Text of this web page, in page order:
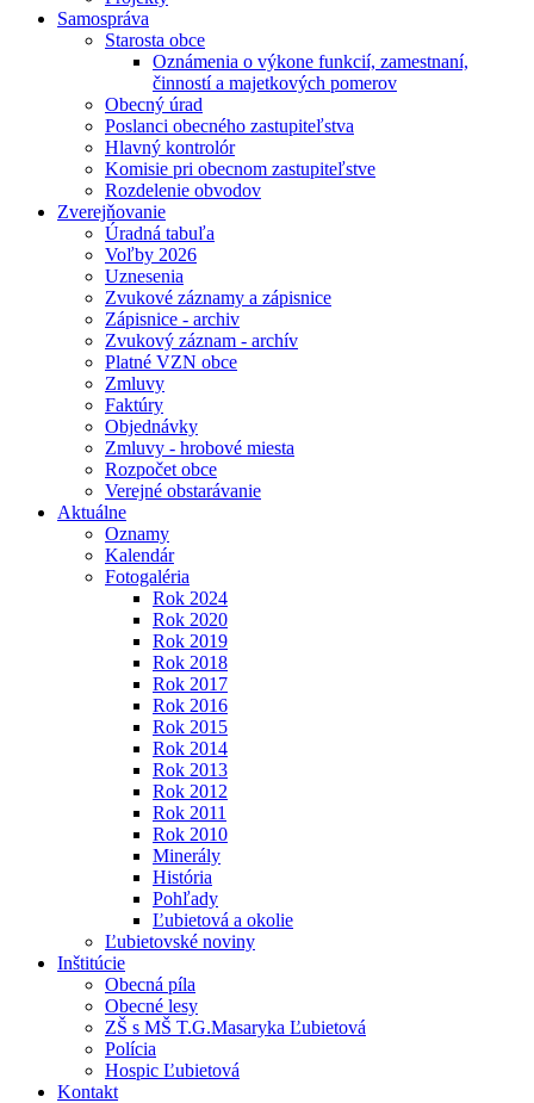
Samospráva
Starosta obce
Oznámenia o výkone funkcií, zamestnaní,
činností a majetkových pomerov
Obecný úrad
Poslanci obecného zastupiteľstva
Hlavný kontrolór
Komisie pri obecnom zastupiteľstve
Rozdelenie obvodov
Zverejňovanie
Úradná tabuľa
Voľby 2026
Uznesenia
Zvukové záznamy a zápisnice
Zápisnice - archiv
Zvukový záznam - archív
Platné VZN obce
Zmluvy
Faktúry
Objednávky
Zmluvy - hrobové miesta
Rozpočet obce
Verejné obstarávanie
Aktuálne
Oznamy
Kalendár
Fotogaléria
Rok 2024
Rok 2020
Rok 2019
Rok 2018
Rok 2017
Rok 2016
Rok 2015
Rok 2014
Rok 2013
Rok 2012
Rok 2011
Rok 2010
Minerály
História
Pohľady
Ľubietová a okolie
Ľubietovské noviny
Inštitúcie
Obecná píla
Obecné lesy
ZŠ s MŠ T.G.Masaryka Ľubietová
Polícia
Hospic Ľubietová
Kontakt